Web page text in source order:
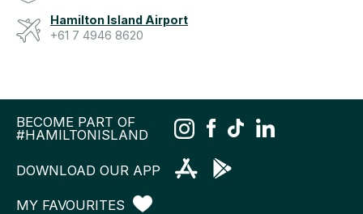
Hamilton Island Airport
+61 7 4946 8620
BECOME PART OF
#HAMILTONISLAND
DOWNLOAD OUR APP
MY FAVOURITES